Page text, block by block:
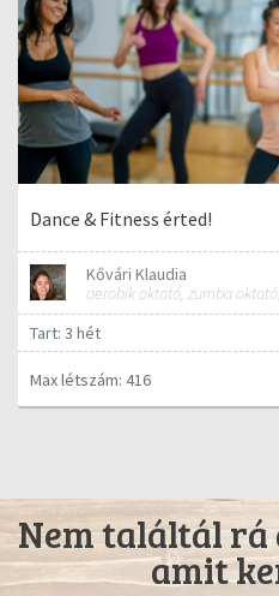
Dance & Fitness érted!
Kővári Klaudia
Tart: 3 hét
Max létszám: 416
Nem találtál
amit